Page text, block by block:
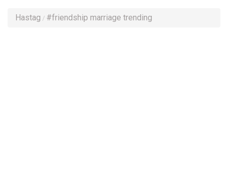
Hastag #friendship marriage trending